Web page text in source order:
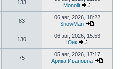
133
Monolit
Перейти
к
последнему
83
06 авг, 2026, 18:22
SnowMan
Перейти
к
130
06 авг, 2026, 15:53
Юик
Перейти
к
последнему
75
05 авг, 2026, 17:17
Арина Ивановна
Перейти